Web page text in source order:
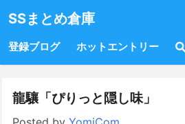
SSまとめ倉庫
登録ブログ ホットエントリー
龍驤「ぴりっと隠し味」